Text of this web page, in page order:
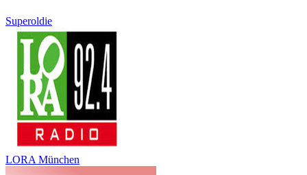
Superoldie
LORA München